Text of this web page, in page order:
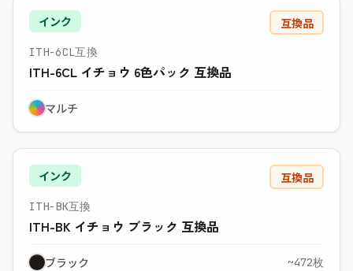
インク 互換品
ITH-6CL互換
ITH-6CL イチョウ 6色パック 互換品
マルチ
インク 互換品
ITH-BK互換
ITH-BK イチョウ ブラック 互換品
ブラック ~472枚